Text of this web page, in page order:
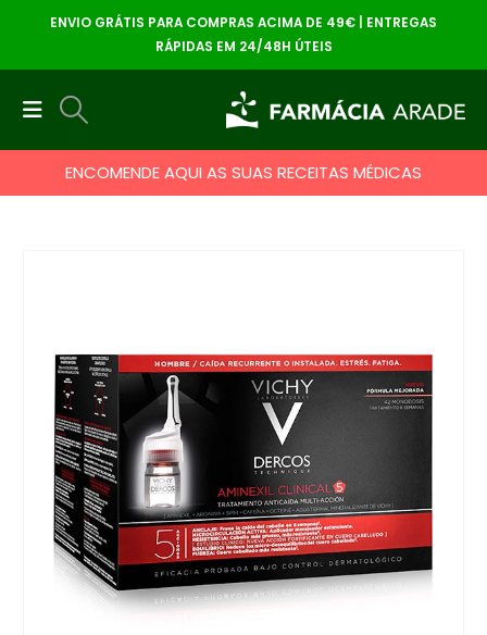
ENVIO GRÁTIS PARA COMPRAS ACIMA DE 49€ | ENTREGAS
RÁPIDAS EM 24/48H ÚTEIS
ENCOMENDE AQUI AS SUAS RECEITAS MÉDICAS